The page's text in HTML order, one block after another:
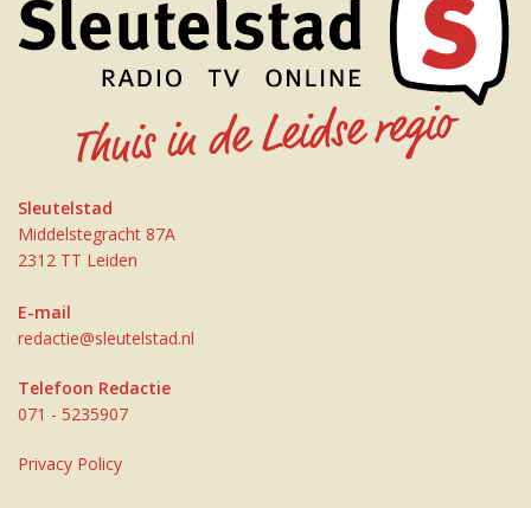
Sleutelstad
Middelstegracht 87A
2312 TT Leiden
E-mail
redactie@sleutelstad.nl
Telefoon Redactie
071 - 5235907
Privacy Policy